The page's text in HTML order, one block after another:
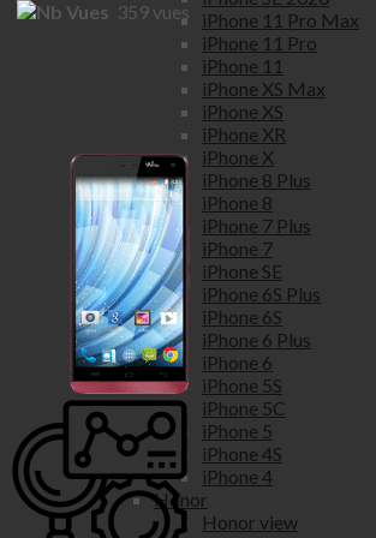
iPhone 11 Pro Max
iPhone 11 Pro
iPhone 11
iPhone XS Max
iPhone XS
iPhone XR
iPhone X
iPhone 8 Plus
iPhone 8
iPhone 7 Plus
iPhone 7
iPhone SE
iPhone 6S Plus
iPhone 6S
iPhone 6 Plus
iPhone 6
iPhone 5S
iPhone 5C
iPhone 5
iPhone 4S
iPhone 4
Honor
Honor view
359 vues